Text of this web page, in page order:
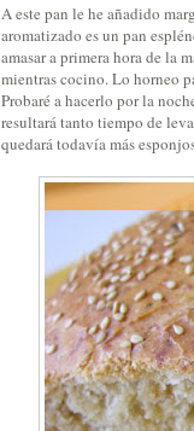
A este pan le he añadido
aromatizado es un pan
amasar a primera hora de la
mientras cocino. Lo horneo
Probaré a hacerlo por la
resultará tanto tiempo de
quedará todavía más